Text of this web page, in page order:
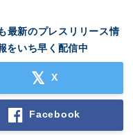
最新のプレスリリース情
をいち早く配信中
X
Facebook